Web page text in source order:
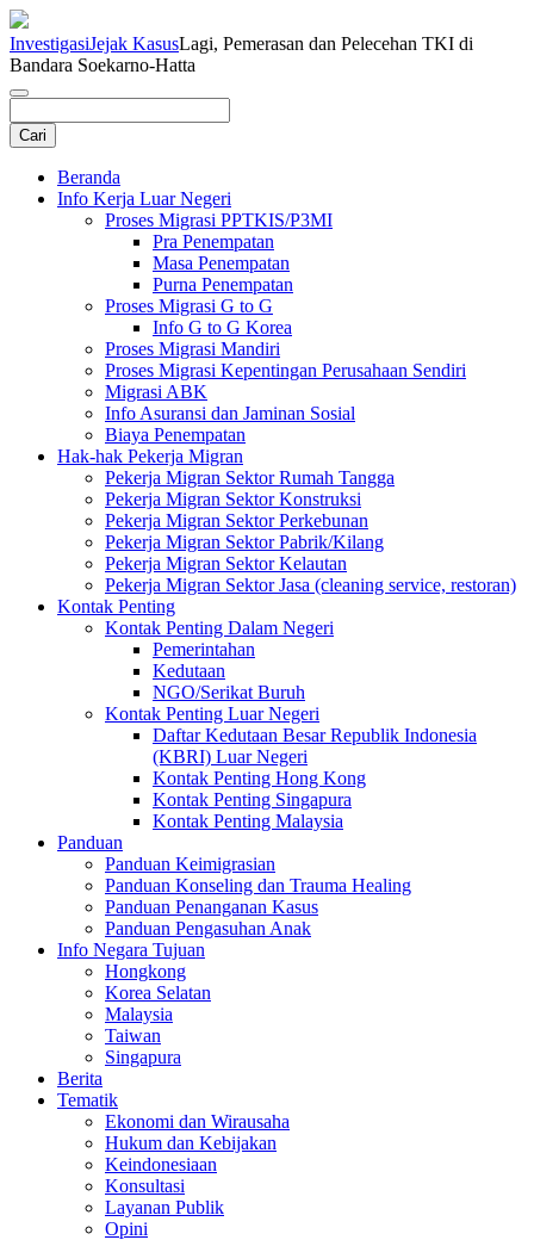
InvestigasiJejak KasusLagi, Pemerasan dan Pelecehan TKI di
Bandara Soekarno-Hatta
Beranda
Info Kerja Luar Negeri
Proses Migrasi PPTKIS/P3MI
Pra Penempatan
Masa Penempatan
Purna Penempatan
Proses Migrasi G to G
Info G to G Korea
Proses Migrasi Mandiri
Proses Migrasi Kepentingan Perusahaan Sendiri
Migrasi ABK
Info Asuransi dan Jaminan Sosial
Biaya Penempatan
Hak-hak Pekerja Migran
Pekerja Migran Sektor Rumah Tangga
Pekerja Migran Sektor Konstruksi
Pekerja Migran Sektor Perkebunan
Pekerja Migran Sektor Pabrik/Kilang
Pekerja Migran Sektor Kelautan
Pekerja Migran Sektor Jasa (cleaning service, restoran)
Kontak Penting
Kontak Penting Dalam Negeri
Pemerintahan
Kedutaan
NGO/Serikat Buruh
Kontak Penting Luar Negeri
Daftar Kedutaan Besar Republik Indonesia
(KBRI) Luar Negeri
Kontak Penting Hong Kong
Kontak Penting Singapura
Kontak Penting Malaysia
Panduan
Panduan Keimigrasian
Panduan Konseling dan Trauma Healing
Panduan Penanganan Kasus
Panduan Pengasuhan Anak
Info Negara Tujuan
Hongkong
Korea Selatan
Malaysia
Taiwan
Singapura
Berita
Tematik
Ekonomi dan Wirausaha
Hukum dan Kebijakan
Keindonesiaan
Konsultasi
Layanan Publik
Opini